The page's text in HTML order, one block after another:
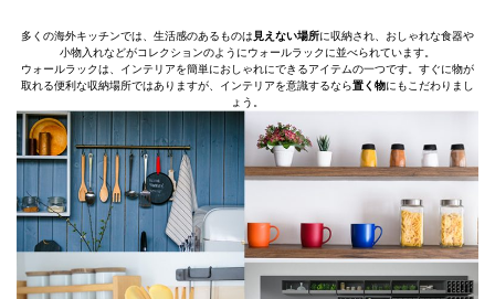
多くの海外キッチンでは、生活感のあるものは 見えない場所に収納され、おしゃれな食器や
小物入れなどがコレクションのようにウォールラックに並べられています。
ウォールラックは、インテリアを簡単におしゃれにできるアイテムの一つです。すぐに物が
取れる便利な収納場所ではありますが、インテリアを意識するなら置く物にもこだわりまし
ょう。